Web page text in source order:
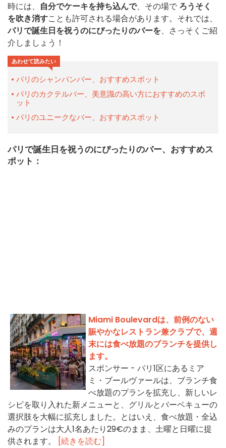
時には、 自分でケーキを持ち込んで、その場で ろうそく
を吹き消すことも許可される場合があります。それでは、
パリで誕生日を祝うのにぴったりのバーを、さっそくご紹
介しましょう！
あわせて読みたい
パリのシャンパンバー、おすすめスポット
パリのカクテルバー、美意識の高い方におすすめのスポ
ット
パリのユニークなバー、おすすめスポット
パリで誕生日を祝うのにぴったりのバー、おすすめス
ポット：
Miami Boulevardは、前例のない
賑やかなレストラン兼クラブで、週
末には食べ放題のブランチを提供し
ます。
スポンサー - パリ1区にあるミア
ミ・ブールヴァールは、ブランチ食
べ放題のプランを拡充し、新しいレ
シピを取り入れた新メニューと、グリルとバーベキューの
選択肢を大幅に拡充しました。とはいえ、食べ放題・全込
みのプランは大人1名あたり29€のまま、土曜と日曜に提
供されます。
[続きを読む]